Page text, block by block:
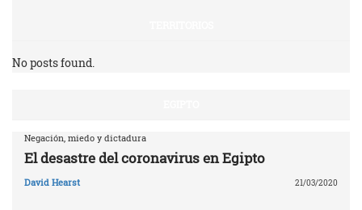
No posts found.
Negación, miedo y dictadura
El desastre del coronavirus en Egipto
David Hearst 21/03/2020